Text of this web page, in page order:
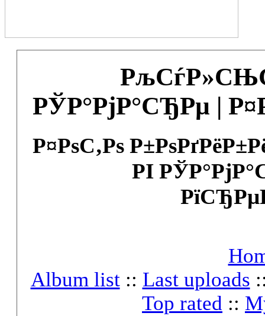
РЎР°РјР°СЂРµ |
Р¤РѕС‚Рѕ
РІ
Album list:: Last uploads
Top rated ::